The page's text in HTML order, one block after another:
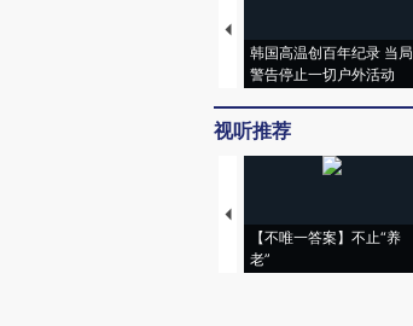
韩国高温创百年纪录 当局
警告停止一切户外活动
视听推荐
【不唯一答案】不止“养
老”